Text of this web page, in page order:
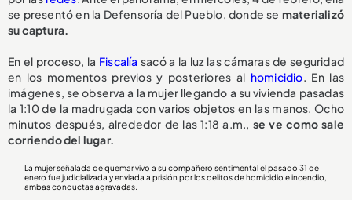
se presentó en la Defensoría del Pueblo, donde se materializó
su captura.
En el proceso, la Fiscalía sacó a la luz las cámaras de seguridad
en los momentos previos y posteriores al homicidio. En las
imágenes, se observa a la mujer llegando a su vivienda pasadas
la 1:10 de la madrugada con varios objetos en las manos. Ocho
minutos después, alrededor de las 1:18 a.m., se ve como sale
corriendo del lugar.
La mujer señalada de quemar vivo a su compañero sentimental el pasado 31 de
enero fue judicializada y enviada a prisión por los delitos de homicidio e incendio,
ambas conductas agravadas.